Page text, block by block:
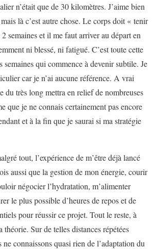
n’était que de 30 kilomètres. J’aime bien
là c’est autre chose. Le corps doit « tenir
semaines et il me faut arriver au départ en
ni blessé, ni fatigué. C’est toute cette
semaines qui commence à devenir subtile. Je
car je n’ai aucune référence. A vrai
du très long mettra en relief de nombreuses
que je ne connais certainement pas encore
et à la fin que je saurai si ma stratégie
tout, l’expérience de m’être déjà lancé
aussi que la gestion de mon énergie, courir
négocier l’hydratation, m’alimenter
le plus possible d’heures de repos et de
pour réussir ce projet. Tout le reste, à
théorie. Sur de telles distances répétées
connaissons quasi rien de l’adaptation du